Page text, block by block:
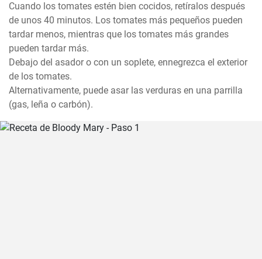
Cuando los tomates estén bien cocidos, retíralos después
de unos 40 minutos. Los tomates más pequeños pueden
tardar menos, mientras que los tomates más grandes
pueden tardar más.
Debajo del asador o con un soplete, ennegrezca el exterior
de los tomates.
Alternativamente, puede asar las verduras en una parrilla
(gas, leña o carbón).